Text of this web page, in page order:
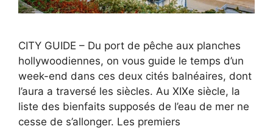
CITY GUIDE – Du port de pêche aux planches
hollywoodiennes, on vous guide le temps d’un
week-end dans ces deux cités balnéaires, dont
l’aura a traversé les siècles. Au XIXe siècle, la
liste des bienfaits supposés de l’eau de mer ne
cesse de s’allonger. Les premiers